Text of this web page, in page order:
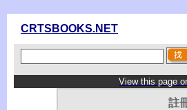
CRTSBOOKS.NET
View this page
註